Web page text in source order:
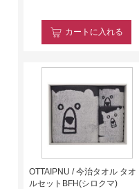
カート に入れる
OTTAIPNU / 今治タオル タオ
ルセットBFH(シロクマ)